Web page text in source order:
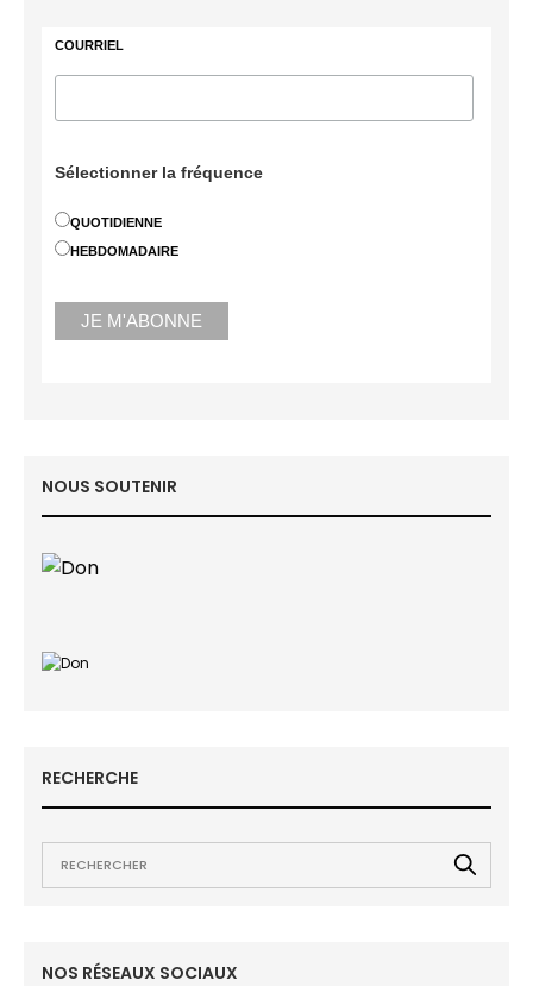
COURRIEL
Sélectionner la fréquence
QUOTIDIENNE
HEBDOMADAIRE
NOUS SOUTENIR
RECHERCHE
NOS RÉSEAUX SOCIAUX